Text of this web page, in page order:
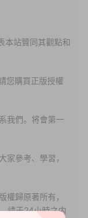
本站贊同其觀點和
您購買正版授權
我們。将會第一
家參考、學習，
權歸原著所有，
請于24小時之内